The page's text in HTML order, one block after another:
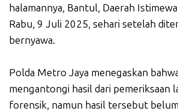
halamannya, Bantul, Daerah
Rabu, 9 Juli 2025, sehari setelah
bernyawa.
Polda Metro Jaya menegaskan
mengantongi hasil dari pemeriksaan
forensik, namun hasil tersebut